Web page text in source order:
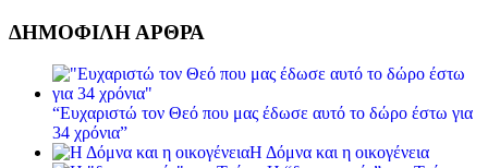
ΔΗΜΟΦΙΛΗ ΑΡΘΡΑ
“Ευχαριστώ τον Θεό που μας έδωσε αυτό το δώρο έστω για
34 χρόνια”
Η Δόμνα και η οικογένεια